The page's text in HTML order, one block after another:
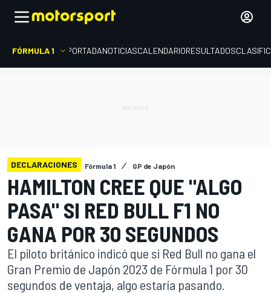
FÓRMULA 1 PORTADANOTICIASCALENDARIORESULTADOS
DECLARACIONES Fórmula 1 GP de Japón
HAMILTON CREE QUE "ALGO
PASA" SI RED BULL F1 NO
GANA POR 30 SEGUNDOS
El piloto británico indicó que si Red Bull no gana el
Gran Premio de Japón 2023 de Fórmula 1 por 30
segundos de ventaja, algo estaría pasando.